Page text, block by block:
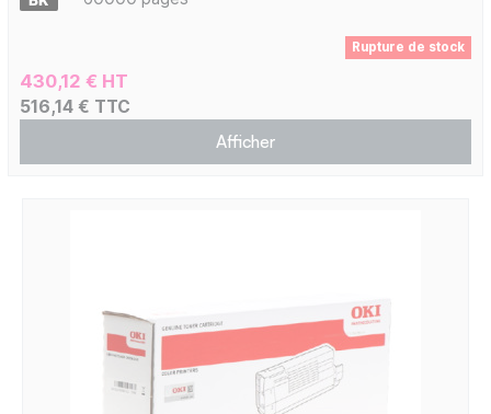
Rupture de stock
430,12 € HT
516,14 € TTC
Afficher